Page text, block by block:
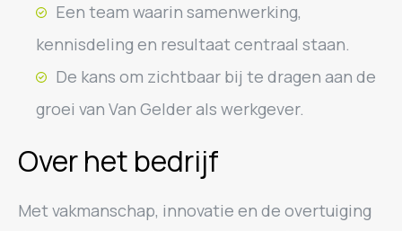
Een team waarin samenwerking,
kennisdeling en resultaat centraal staan.
De kans om zichtbaar bij te dragen aan de
groei van Van Gelder als werkgever.
Over het bedrijf
Met vakmanschap, innovatie en de overtuiging